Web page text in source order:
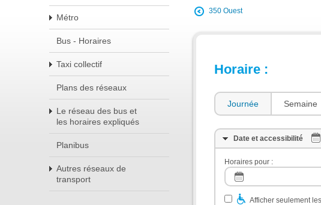
Métro
Bus - Horaires
Taxi collectif
Plans des réseaux
Le réseau des bus et
les horaires expliqués
Planibus
Autres réseaux de
transport
350 Ouest
Horaire :
Journée Semaine
Date et accessibilité
Horaires pour :
Afficher seulement